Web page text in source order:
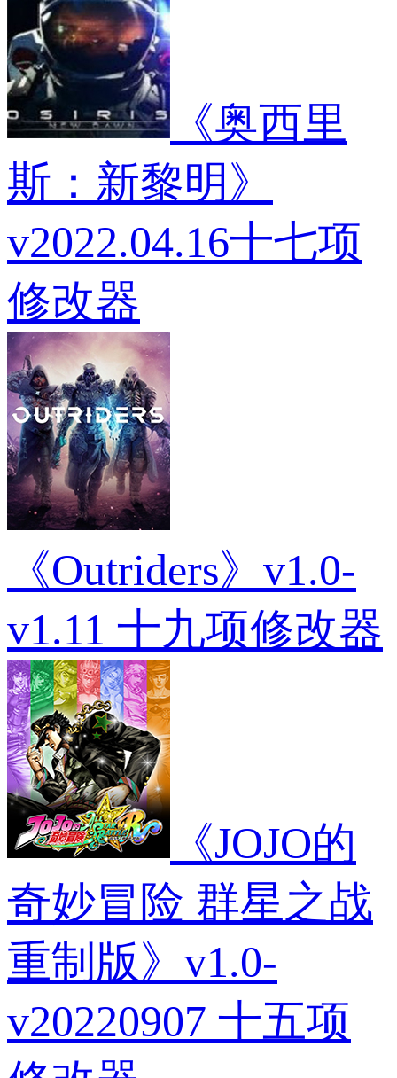
《奥西里
斯：新黎明》
v2022.04.16十七项
修改器
《Outriders》v1.0-
v1.11 十九项修改器
《JOJO的
奇妙冒险 群星之战
重制版》v1.0-
v20220907 十五项